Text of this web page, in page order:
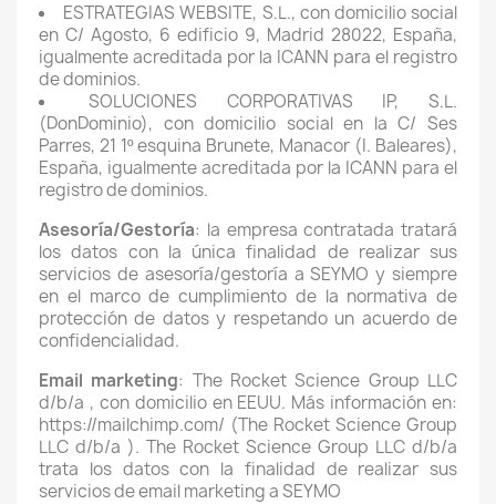
ESTRATEGIAS WEBSITE, S.L., con domicilio social
en C/ Agosto, 6 edificio 9, Madrid 28022, España,
igualmente acreditada por la ICANN para el registro
de dominios.
SOLUCIONES CORPORATIVAS IP, S.L.
(DonDominio), con domicilio social en la C/ Ses
Parres, 21 1º esquina Brunete, Manacor (I. Baleares),
España, igualmente acreditada por la ICANN para el
registro de dominios.
Asesoría/Gestoría: la empresa contratada tratará
los datos con la única finalidad de realizar sus
servicios de asesoría/gestoría a SEYMO y siempre
en el marco de cumplimiento de la normativa de
protección de datos y respetando un acuerdo de
confidencialidad.
Email marketing: The Rocket Science Group LLC
d/b/a , con domicilio en EEUU. Más información en:
https://mailchimp.com/ (The Rocket Science Group
LLC d/b/a ). The Rocket Science Group LLC d/b/a
trata los datos con la finalidad de realizar sus
servicios de email marketing a SEYMO